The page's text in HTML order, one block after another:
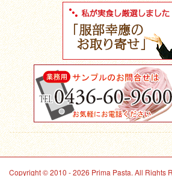
Copyright © 2010 - 2026 Prima Pasta. All Rights